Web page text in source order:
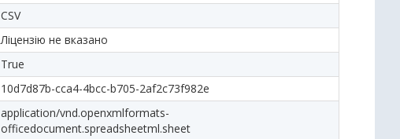
CSV
Ліцензію не вказано
True
10d7d87b-cca4-4bcc-b705-2af2c73f982e
application/vnd.openxmlformats-
officedocument.spreadsheetml.sheet